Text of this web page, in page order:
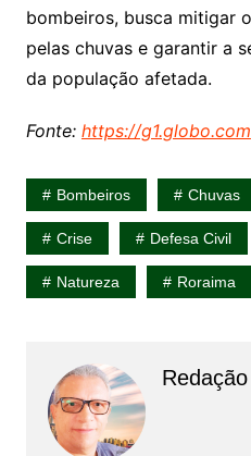
bombeiros, busca mitigar
pelas chuvas e garantir a
da população afetada.
Fonte: https://g1.globo.com
Bombeiros Chuvas
Crise Defesa Civil
Natureza Roraima